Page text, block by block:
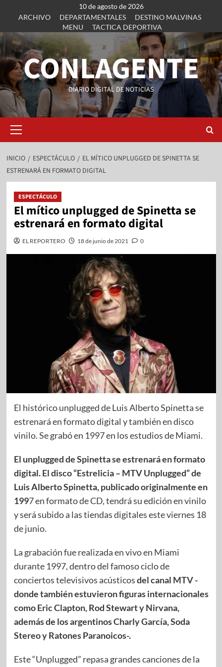
10 de agosto de 2026
ARCHIVO
DEPARTAMENTALES
DESTINO MALVINAS
MENU
TACTICA DEPORTIVA
CONLAGENTE
DIARIO DIGITAL DE NOTICIAS
INICIO ESPECTÁCULO
EL MÍTICO UNPLUGGED DE SPINETTA SE
ESTRENARÁ EN FORMATO DIGITAL
ESPECTÁCULO
El mítico unplugged de Spinetta se
estrenará en formato digital
EL REPORTERO 18 de junio de 2021 0
El histórico unplugged de Luis Alberto Spinetta se
estrenará en formato digital y también en disco
vinilo. Se grabó en 1997 en los estudios de Miami.
El unplugged de Spinetta se estrenará en formato
digital. El disco “Estrelicia – MTV Unplugged” de
Luis Alberto Spinetta, publicado originalmente en
1997 en formato de CD, tendrá su edición en vinilo
y será subido a las tiendas digitales este viernes 18
de junio.
La grabación fue realizada en vivo en Miami
durante 1997, dentro del famoso ciclo de
conciertos televisivos acústicosdel canal MTV -
donde también estuvieron figuras internacionales
como Eric Clapton, Rod Stewart y Nirvana,
además de los argentinos Charly García, Soda
Stereo y Ratones Paranoicos-.
Este “Unplugged” repasa grandes canciones de la